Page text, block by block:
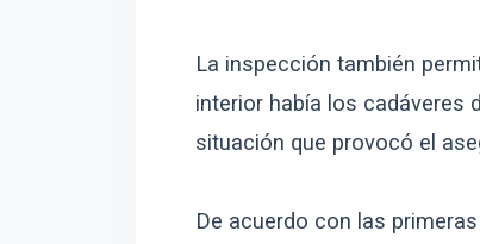
La inspección también
interior había los cadáveres
situación que provocó el
De acuerdo con las